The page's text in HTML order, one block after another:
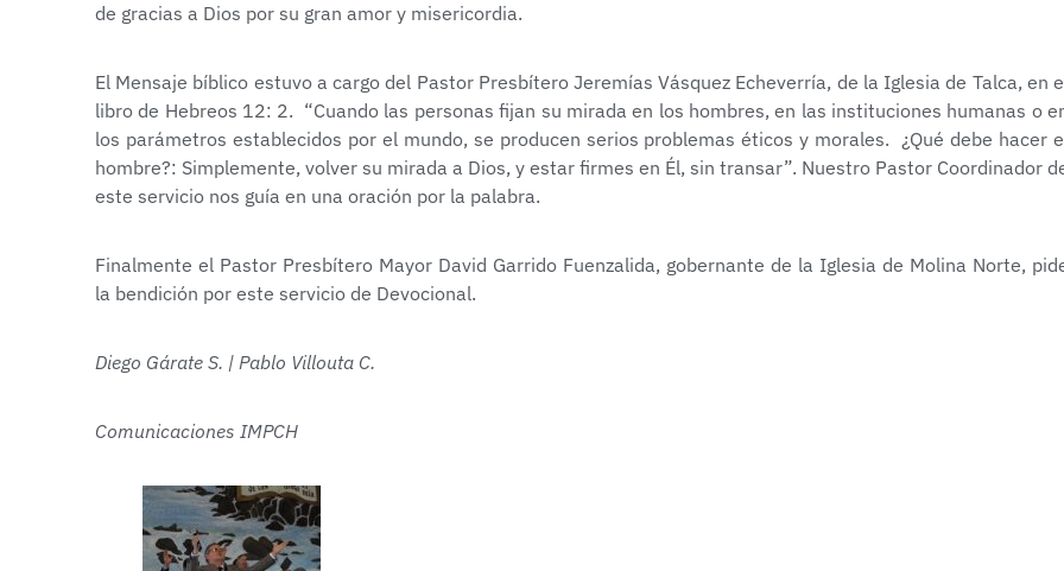
de gracias a Dios por su gran amor y misericordia.
El Mensaje bíblico estuvo a cargo del Pastor Presbítero Jeremías Vásquez Echeverría, de la Iglesia de Talca, en
libro de Hebreos 12: 2. “Cuando las personas fijan su mirada en los hombres, en las instituciones humanas o
los parámetros establecidos por el mundo, se producen serios problemas éticos y morales. ¿Qué debe hacer
hombre?: Simplemente, volver su mirada a Dios, y estar firmes en Él, sin transar”. Nuestro Pastor Coordinador
este servicio nos guía en una oración por la palabra.
Finalmente el Pastor Presbítero Mayor David Garrido Fuenzalida, gobernante de la Iglesia de Molina Norte,
la bendición por este servicio de Devocional.
Diego Gárate S. | Pablo Villouta C.
Comunicaciones IMPCH